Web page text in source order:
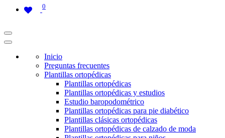
0
Inicio
Preguntas frecuentes
Plantillas ortopédicas
Plantillas ortopédicas
Plantillas ortopédicas y estudios
Estudio baropodométrico
Plantillas ortopédicas para pie diabético
Plantillas clásicas ortopédicas
Plantillas ortopédicas de calzado de moda